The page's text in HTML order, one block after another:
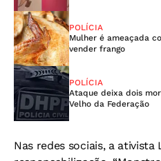
POLÍCIA
Mulher é ameaçada
vender frango
POLÍCIA
Ataque deixa dois
Velho da Federação
Nas redes sociais, a ativista